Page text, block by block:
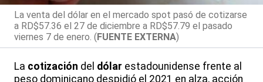
La venta del dólar en el mercado spot pasó de cotizarse
a RD$57.36 el 27 de diciembre a RD$57.79 el pasado
viernes 7 de enero. (FUENTE EXTERNA)
La cotización del dólar estadounidense frente al
peso dominicano despidió el 2021 en alza, acción